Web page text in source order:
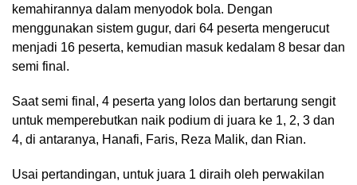
kemahirannya dalam menyodok bola. Dengan
menggunakan sistem gugur, dari 64 peserta mengerucut
menjadi 16 peserta, kemudian masuk kedalam 8 besar dan
semi final.
Saat semi final, 4 peserta yang lolos dan bertarung sengit
untuk memperebutkan naik podium di juara ke 1, 2, 3 dan
4, di antaranya, Hanafi, Faris, Reza Malik, dan Rian.
Usai pertandingan, untuk juara 1 diraih oleh perwakilan